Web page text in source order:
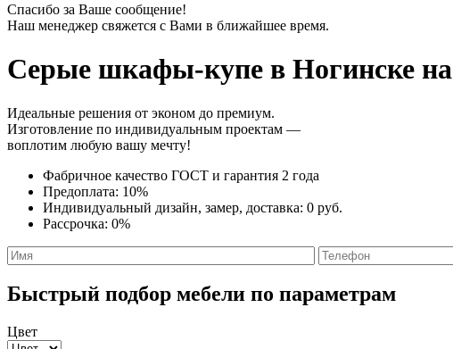
Спасибо за Ваше сообщение!
Наш менеджер свяжется с Вами в ближайшее время.
Серые шкафы-купе в Ногинске
Идеальные решения от эконом до премиум.
Изготовление по индивидуальным проектам —
воплотим любую вашу мечту!
Фабричное качество ГОСТ и гарантия 2 года
Предоплата: 10%
Индивидуальный дизайн, замер, доставка: 0 руб.
Рассрочка: 0%
Быстрый подбор мебели по параметрам
Цвет